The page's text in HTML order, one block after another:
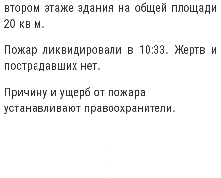
втором этаже здания на общей площади
20 кв м.
Пожар ликвидировали в 10:33. Жертв и
пострадавших нет.
Причину и ущерб от пожара
устанавливают правоохранители.